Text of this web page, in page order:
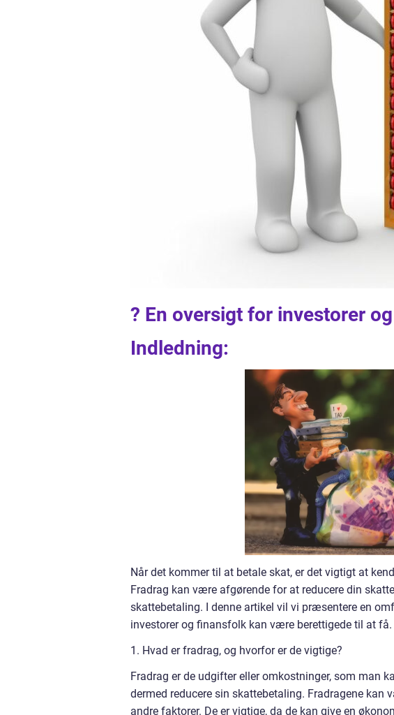
? En oversigt for investorer
Indledning:
Når det kommer til at betale skat, er det vigtigt at
Fradrag kan være afgørende for at reducere din
skattebetaling. I denne artikel vil vi præsentere en
investorer og finansfolk kan være berettigede til at få.
1. Hvad er fradrag, og hvorfor er de vigtige?
Fradrag er de udgifter eller omkostninger, som man
dermed reducere sin skattebetaling. Fradragene
andre faktorer. De er vigtige, da de kan give en